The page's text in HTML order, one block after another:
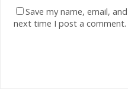
Save my name, email,
next time I post a comment.